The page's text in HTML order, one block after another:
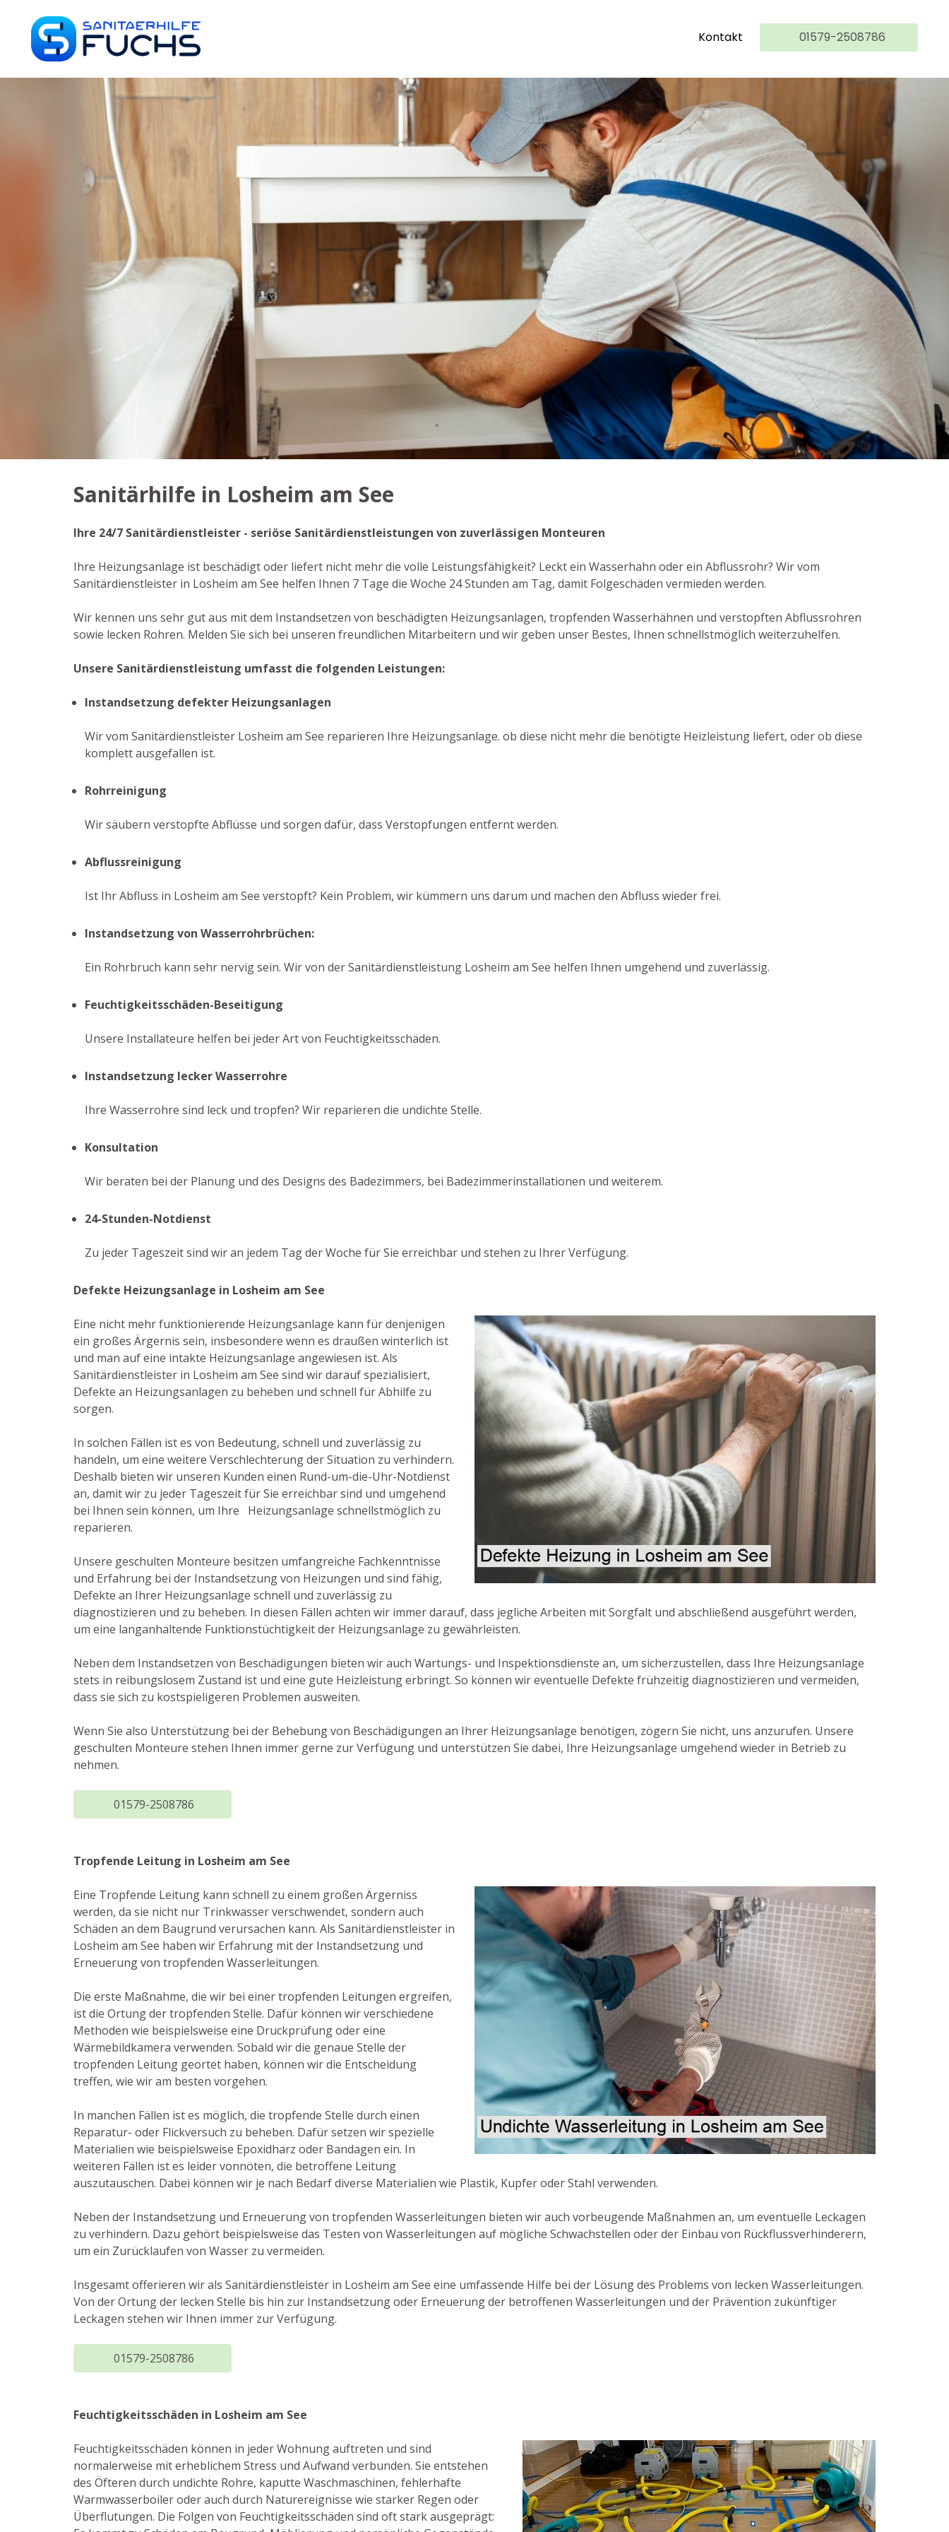
Kontakt 01579-2508786
Sanitärhilfe in Losheim am See
Ihre 24/7 Sanitärdienstleister - seriöse Sanitärdienstleistungen von zuverlässigen Monteuren
Ihre Heizungsanlage ist beschädigt oder liefert nicht mehr die volle Leistungsfähigkeit? Leckt ein Wasserhahn oder ein Abflussrohr? Wir vom
Sanitärdienstleister in Losheim am See helfen Ihnen 7 Tage die Woche 24 Stunden am Tag, damit Folgeschäden vermieden werden.
Wir kennen uns sehr gut aus mit dem Instandsetzen von beschädigten Heizungsanlagen, tropfenden Wasserhähnen und verstopften Abflussrohren
sowie lecken Rohren. Melden Sie sich bei unseren freundlichen Mitarbeitern und wir geben unser Bestes, Ihnen schnellstmöglich weiterzuhelfen.
Unsere Sanitärdienstleistung umfasst die folgenden Leistungen:
Instandsetzung defekter Heizungsanlagen
Wir vom Sanitärdienstleister Losheim am See reparieren Ihre Heizungsanlage. ob diese nicht mehr die benötigte Heizleistung liefert, oder ob diese
komplett ausgefallen ist.
Rohrreinigung
Wir säubern verstopfte Abflüsse und sorgen dafür, dass Verstopfungen entfernt werden.
Abflussreinigung
Ist Ihr Abfluss in Losheim am See verstopft? Kein Problem, wir kümmern uns darum und machen den Abfluss wieder frei.
Instandsetzung von Wasserrohrbrüchen:
Ein Rohrbruch kann sehr nervig sein. Wir von der Sanitärdienstleistung Losheim am See helfen Ihnen umgehend und zuverlässig.
Feuchtigkeitsschäden-Beseitigung
Unsere Installateure helfen bei jeder Art von Feuchtigkeitsschäden.
Instandsetzung lecker Wasserrohre
Ihre Wasserrohre sind leck und tropfen? Wir reparieren die undichte Stelle.
Konsultation
Wir beraten bei der Planung und des Designs des Badezimmers, bei Badezimmerinstallationen und weiterem.
24-Stunden-Notdienst
Zu jeder Tageszeit sind wir an jedem Tag der Woche für Sie erreichbar und stehen zu Ihrer Verfügung.
Defekte Heizungsanlage in Losheim am See
Eine nicht mehr funktionierende Heizungsanlage kann für denjenigen
ein großes Ärgernis sein, insbesondere wenn es draußen winterlich ist
und man auf eine intakte Heizungsanlage angewiesen ist. Als
Sanitärdienstleister in Losheim am See sind wir darauf spezialisiert,
Defekte an Heizungsanlagen zu beheben und schnell für Abhilfe zu
sorgen.
In solchen Fällen ist es von Bedeutung, schnell und zuverlässig zu
handeln, um eine weitere Verschlechterung der Situation zu verhindern.
Deshalb bieten wir unseren Kunden einen Rund-um-die-Uhr-Notdienst
an, damit wir zu jeder Tageszeit für Sie erreichbar sind und umgehend
bei Ihnen sein können, um Ihre Heizungsanlage schnellstmöglich zu
reparieren.
Unsere geschulten Monteure besitzen umfangreiche Fachkenntnisse
und Erfahrung bei der Instandsetzung von Heizungen und sind fähig,
Defekte an Ihrer Heizungsanlage schnell und zuverlässig zu
diagnostizieren und zu beheben. In diesen Fällen achten wir immer darauf, dass jegliche Arbeiten mit Sorgfalt und abschließend ausgeführt werden,
um eine langanhaltende Funktionstüchtigkeit der Heizungsanlage zu gewährleisten.
Neben dem Instandsetzen von Beschädigungen bieten wir auch Wartungs- und Inspektionsdienste an, um sicherzustellen, dass Ihre Heizungsanlage
stets in reibungslosem Zustand ist und eine gute Heizleistung erbringt. So können wir eventuelle Defekte frühzeitig diagnostizieren und vermeiden,
dass sie sich zu kostspieligeren Problemen ausweiten.
Wenn Sie also Unterstützung bei der Behebung von Beschädigungen an Ihrer Heizungsanlage benötigen, zögern Sie nicht, uns anzurufen. Unsere
geschulten Monteure stehen Ihnen immer gerne zur Verfügung und unterstützen Sie dabei, Ihre Heizungsanlage umgehend wieder in Betrieb zu
nehmen.
01579-2508786
Tropfende Leitung in Losheim am See
Eine Tropfende Leitung kann schnell zu einem großen Ärgerniss
werden, da sie nicht nur Trinkwasser verschwendet, sondern auch
Schäden an dem Baugrund verursachen kann. Als Sanitärdienstleister in
Losheim am See haben wir Erfahrung mit der Instandsetzung und
Erneuerung von tropfenden Wasserleitungen.
Die erste Maßnahme, die wir bei einer tropfenden Leitungen ergreifen,
ist die Ortung der tropfenden Stelle. Dafür können wir verschiedene
Methoden wie beispielsweise eine Druckprüfung oder eine
Wärmebildkamera verwenden. Sobald wir die genaue Stelle der
tropfenden Leitung geortet haben, können wir die Entscheidung
treffen, wie wir am besten vorgehen.
In manchen Fällen ist es möglich, die tropfende Stelle durch einen
Reparatur- oder Flickversuch zu beheben. Dafür setzen wir spezielle
Materialien wie beispielsweise Epoxidharz oder Bandagen ein. In
weiteren Fällen ist es leider vonnöten, die betroffene Leitung
auszutauschen. Dabei können wir je nach Bedarf diverse Materialien wie Plastik, Kupfer oder Stahl verwenden.
Neben der Instandsetzung und Erneuerung von tropfenden Wasserleitungen bieten wir auch vorbeugende Maßnahmen an, um eventuelle Leckagen
zu verhindern. Dazu gehört beispielsweise das Testen von Wasserleitungen auf mögliche Schwachstellen oder der Einbau von Rückflussverhinderern,
um ein Zurücklaufen von Wasser zu vermeiden.
Insgesamt offerieren wir als Sanitärdienstleister in Losheim am See eine umfassende Hilfe bei der Lösung des Problems von lecken Wasserleitungen.
Von der Ortung der lecken Stelle bis hin zur Instandsetzung oder Erneuerung der betroffenen Wasserleitungen und der Prävention zukünftiger
Leckagen stehen wir Ihnen immer zur Verfügung.
01579-2508786
Feuchtigkeitsschäden in Losheim am See
Feuchtigkeitsschäden können in jeder Wohnung auftreten und sind
normalerweise mit erheblichem Stress und Aufwand verbunden. Sie entstehen
des Öfteren durch undichte Rohre, kaputte Waschmaschinen, fehlerhafte
Warmwasserboiler oder auch durch Naturereignisse wie starker Regen oder
Überflutungen. Die Folgen von Feuchtigkeitsschäden sind oft stark ausgeprägt: